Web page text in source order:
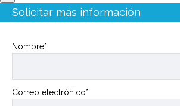
Solicitar más información
Nombre*
Correo electrónico*